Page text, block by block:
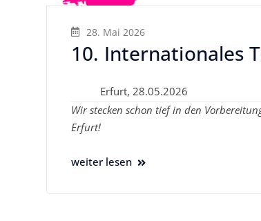
28. Mai 2026
10. Internationales
Erfurt, 28.05.2026
Wir stecken schon tief in den
Erfurt!
weiter lesen